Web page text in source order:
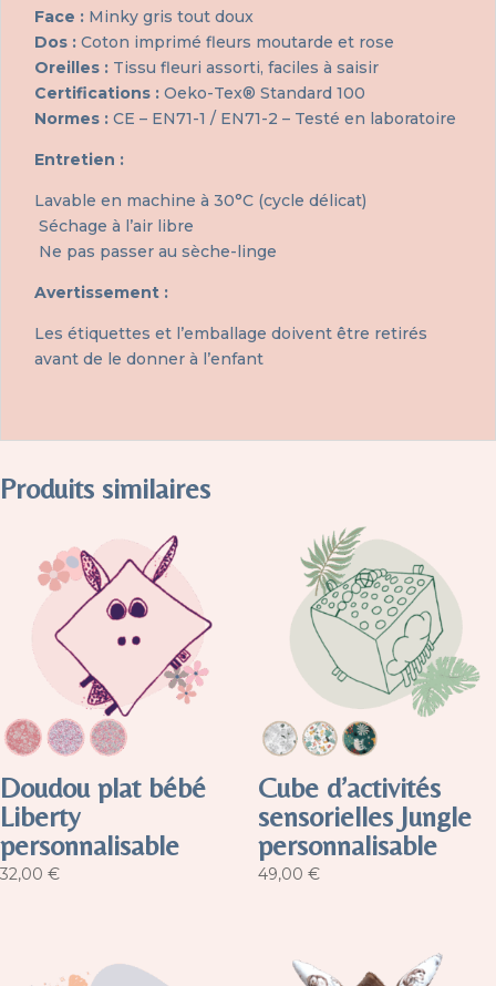
Face : Minky gris tout doux
Dos : Coton imprimé fleurs moutarde et rose
Oreilles : Tissu fleuri assorti, faciles à saisir
Certifications : Oeko-Tex® Standard 100
Normes : CE – EN71-1 / EN71-2 – Testé en laboratoire
Entretien :
Lavable en machine à 30°C (cycle délicat)
Séchage à l’air libre
Ne pas passer au sèche-linge
Avertissement :
Les étiquettes et l’emballage doivent être retirés
avant de le donner à l’enfant
Produits similaires
Doudou plat bébé
Liberty
personnalisable
32,00 €
Cube d’activités
sensorielles Jungle
personnalisable
49,00 €